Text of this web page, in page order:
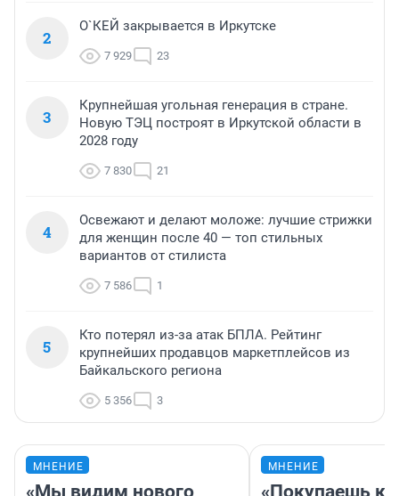
2
О`КЕЙ закрывается в Иркутске
7 929 23
3
Крупнейшая угольная генерация в стране.
Новую ТЭЦ построят в Иркутской области в
2028 году
7 830 21
4
Освежают и делают моложе: лучшие стрижки
для женщин после 40 — топ стильных
вариантов от стилиста
7 586 1
5
Кто потерял из-за атак БПЛА. Рейтинг
крупнейших продавцов маркетплейсов из
Байкальского региона
5 356 3
МНЕНИЕ
«Мы видим нового
МНЕНИЕ
«Покупаешь